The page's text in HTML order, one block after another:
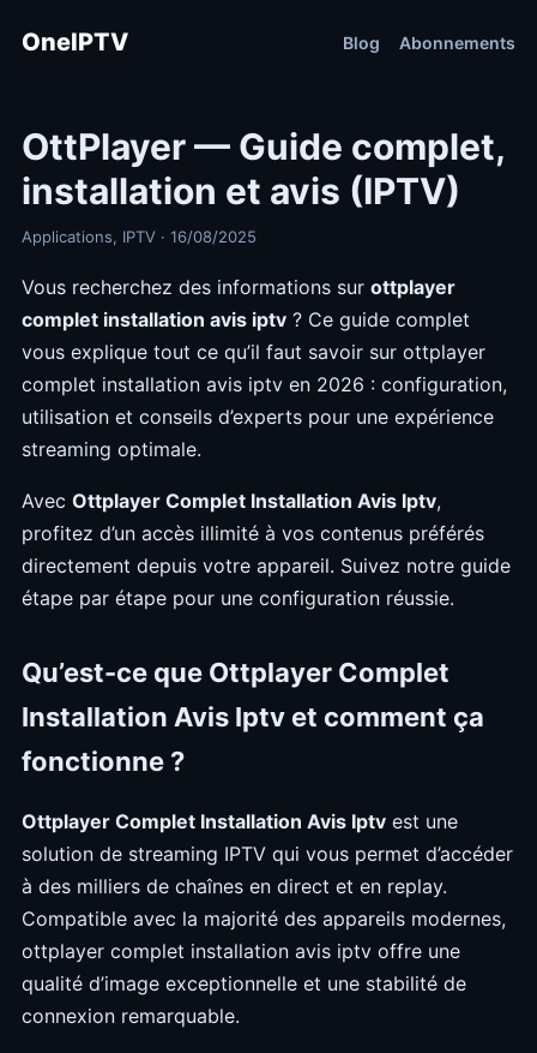
OneIPTV Blog Abonnements
OttPlayer — Guide complet,
installation et avis (IPTV)
Applications, IPTV · 16/08/2025
Vous recherchez des informations sur ottplayer
complet installation avis iptv ? Ce guide complet
vous explique tout ce qu’il faut savoir sur ottplayer
complet installation avis iptv en 2026 : configuration,
utilisation et conseils d’experts pour une expérience
streaming optimale.
Avec Ottplayer Complet Installation Avis Iptv,
profitez d’un accès illimité à vos contenus préférés
directement depuis votre appareil. Suivez notre guide
étape par étape pour une configuration réussie.
Qu’est-ce que Ottplayer Complet
Installation Avis Iptv et comment ça
fonctionne ?
Ottplayer Complet Installation Avis Iptv est une
solution de streaming IPTV qui vous permet d’accéder
à des milliers de chaînes en direct et en replay.
Compatible avec la majorité des appareils modernes,
ottplayer complet installation avis iptv offre une
qualité d’image exceptionnelle et une stabilité de
connexion remarquable.